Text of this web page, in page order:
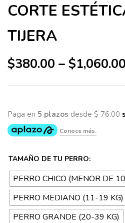
CORTE
TIJERA
$380.00 – $1,060.00
TAMAÑO DE TU PERRO:
PERRO CHICO (MENOR DE
PERRO MEDIANO (11-19 KG)
PERRO GRANDE (20-39 KG)